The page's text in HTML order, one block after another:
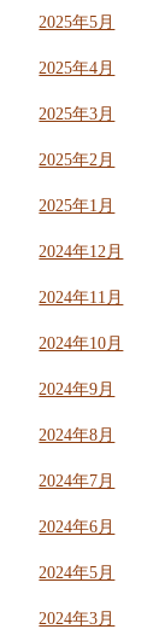
2025年5月
2025年4月
2025年3月
2025年2月
2025年1月
2024年12月
2024年11月
2024年10月
2024年9月
2024年8月
2024年7月
2024年6月
2024年5月
2024年3月